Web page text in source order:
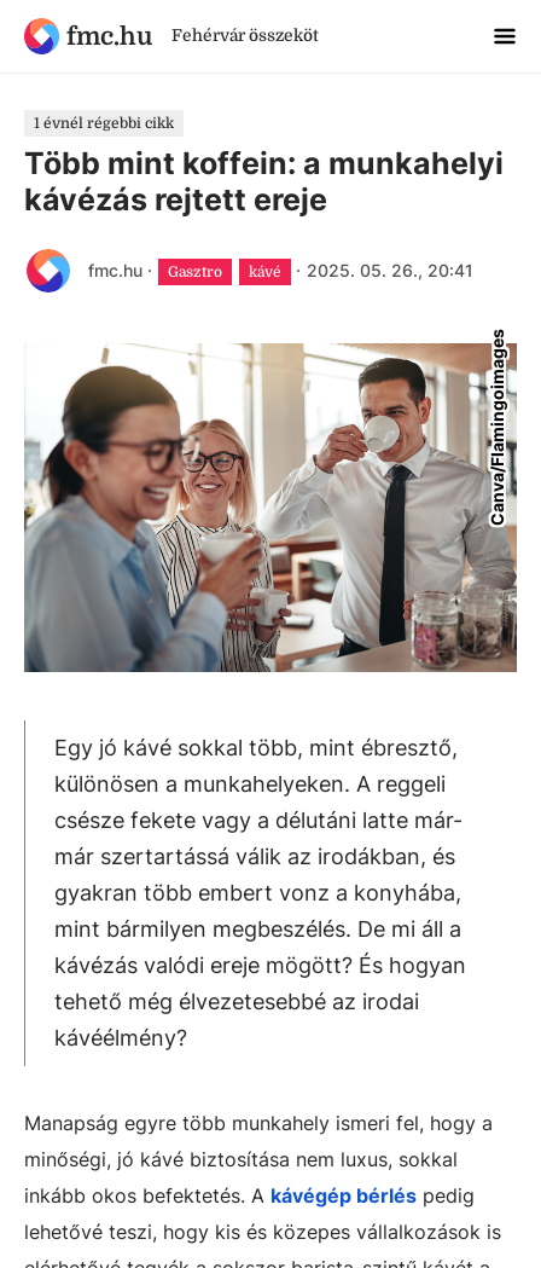
fmc.hu Fehérvár összeköt
1 évnél régebbi cikk
Több mint koffein: a munkahelyi
kávézás rejtett ereje
fmc.hu · Gasztro kávé · 2025. 05. 26., 20:41
Canva/Flamingoimages
Egy jó kávé sokkal több, mint ébresztő,
különösen a munkahelyeken. A reggeli
csésze fekete vagy a délutáni latte már-
már szertartássá válik az irodákban, és
gyakran több embert vonz a konyhába,
mint bármilyen megbeszélés. De mi áll a
kávézás valódi ereje mögött? És hogyan
tehető még élvezetesebbé az irodai
kávéélmény?
Manapság egyre több munkahely ismeri fel, hogy a
minőségi, jó kávé biztosítása nem luxus, sokkal
inkább okos befektetés. A kávégép bérlés pedig
lehetővé teszi, hogy kis és közepes vállalkozások is